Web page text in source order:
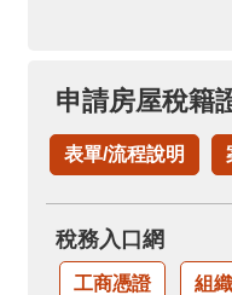
申請房屋稅籍
表單/流程說明
稅務入口網
工商憑證 組